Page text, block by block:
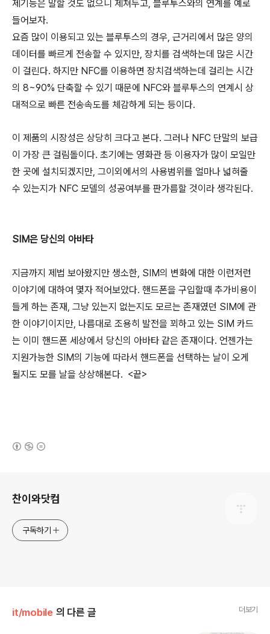
제기능은 말할 것도 없으니 제쳐두고, 블루투스와의 연계를 예로
들어보자.
요즘 많이 이용되고 있는 블루투스의 경우, 근거리에서 많은 양의
데이터를 빠르게 전송할 수 있지만, 장치를 검색하는데 많은 시간
이 걸린다. 하지만 NFC를 이용하면 장치검색하는데 걸리는 시간
의 8~90% 단축할 수 있기 때문에 NFC와 블루투스의 연계시 상
대적으로 빠른 전송속도를 체감하게 되는 등이다.
이 제품의 시장성은 상당히 크다고 본다. 그러나 NFC 단말의 보급
이 가장 큰 걸림돌이다. 초기에는 영화관 등 이용자가 많이 모일만
한 곳에 설치되겠지만, 그이외에서의 사용범위를 얼마나 넓혀줄
수 있는지가 NFC 모델의 성공여부를 판가름할 것이라 생각된다.
SIM은 당신의 아바타
지금까지 제법 보아왔지만 생소한, SIM의 변화에 대한 이런저런
이야기에 대하여 몇자 적어보았다. 핸드폰을 구입할때 추가비용이
들게 하는 존재, 그냥 있는지 없는지도 모르는 존재였던 SIM에 관
한 이야기이지만, 나름대로 조용히 발전을 꾀하고 있는 SIM 카드
는 이미 핸드폰 세상에서 당신의 아바타 같은 존재이다. 언젠가는
지원가능한 SIM의 기능에 따라서 핸드폰을 선택하는 날이 오게
될지도 모를 날을 상상해본다. <끝>
찬이와닷컴
구독하기
it/mobile 의 다른 글 더보기